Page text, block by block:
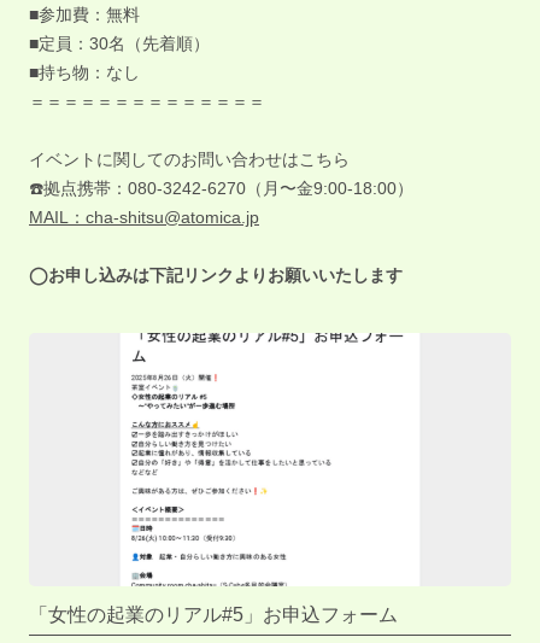
■参加費：無料
■定員：30名（先着順）
■持ち物：なし
＝＝＝＝＝＝＝＝＝＝＝＝＝＝
イベントに関してのお問い合わせはこちら
☎️拠点携帯：080-3242-6270（月〜金9:00-18:00）
MAIL：cha-shitsu@atomica.jp
◯お申し込みは下記リンクよりお願いいたします
「女性の起業のリアル#5」お申込フォーム